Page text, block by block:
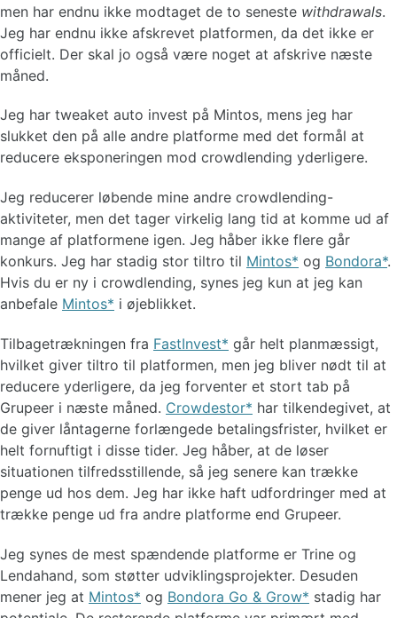
men har endnu ikke modtaget de to seneste withdrawals.
Jeg har endnu ikke afskrevet platformen, da det ikke er
officielt. Der skal jo også være noget at afskrive næste
måned.
Jeg har tweaket auto invest på Mintos, mens jeg har
slukket den på alle andre platforme med det formål at
reducere eksponeringen mod crowdlending yderligere.
Jeg reducerer løbende mine andre crowdlending-
aktiviteter, men det tager virkelig lang tid at komme ud af
mange af platformene igen. Jeg håber ikke flere går
konkurs. Jeg har stadig stor tiltro til Mintos og Bondora .
Hvis du er ny i crowdlending, synes jeg kun at jeg kan
anbefale Mintos i øjeblikket.
Tilbagetrækningen fra FastInvest
går helt planmæssigt,
hvilket giver tiltro til platformen, men jeg bliver nødt til at
reducere yderligere, da jeg forventer et stort tab på
Grupeer i næste måned. Crowdestor
har tilkendegivet, at
de giver låntagerne forlængede betalingsfrister, hvilket er
helt fornuftigt i disse tider. Jeg håber, at de løser
situationen tilfredsstillende, så jeg senere kan trække
penge ud hos dem. Jeg har ikke haft udfordringer med at
trække penge ud fra andre platforme end Grupeer.
Jeg synes de mest spændende platforme er Trine og
Lendahand, som støtter udviklingsprojekter. Desuden
mener jeg at Mintos og Bondora Go & Grow
stadig har